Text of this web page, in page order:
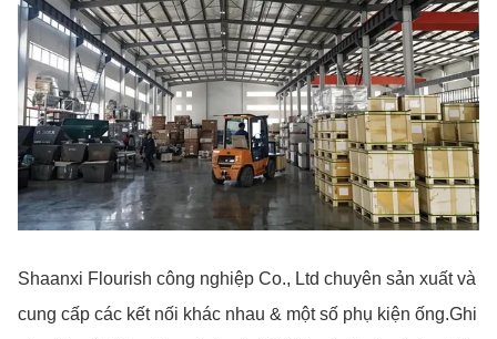
Shaanxi Flourish công nghiệp Co., Ltd chuyên sản xuất và
cung cấp các kết nối khác nhau & một số phụ kiện ống.Ghi